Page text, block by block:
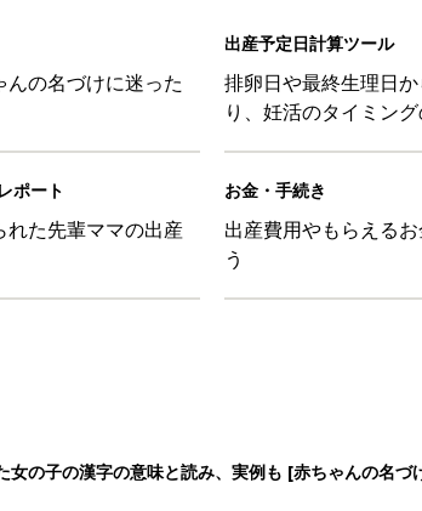
の名づけに迷った
出産予定日計算ツール
排卵日や最終生理日
り、妊活のタイミン
ポート
れた先輩ママの出産
お金・手続き
出産費用やもらえる
う
女の子の漢字の意味と読み、実例も [赤ちゃんの名づ